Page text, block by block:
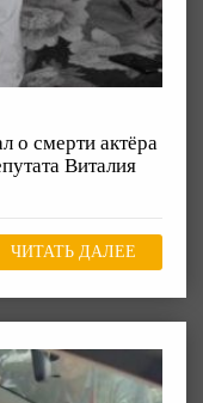
о смерти актёра
Виталия
ЧИТАТЬ ДАЛЕЕ